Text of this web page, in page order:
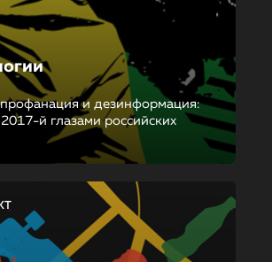
и дезинформация:
й глазами российских